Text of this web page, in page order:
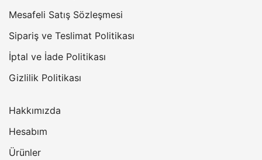
Mesafeli Satış Sözleşmesi
Sipariş ve Teslimat Politikası
İptal ve İade Politikası
Gizlilik Politikası
Hakkımızda
Hesabım
Ürünler